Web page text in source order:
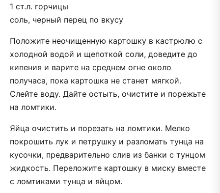
1 ст.л. горчицы
соль, черный перец по вкусу
Положите неочищенную картошку в кастрюлю с
холодной водой и щепоткой соли, доведите до
кипения и варите на среднем огне около
получаса, пока картошка не станет мягкой.
Слейте воду. Дайте остыть, очистите и порежьте
на ломтики.
Яйца очистить и порезать на ломтики. Мелко
покрошить лук и петрушку и разломать тунца на
кусочки, предварительно слив из банки с тунцом
жидкость. Переложите картошку в миску вместе
с ломтиками тунца и яйцом.